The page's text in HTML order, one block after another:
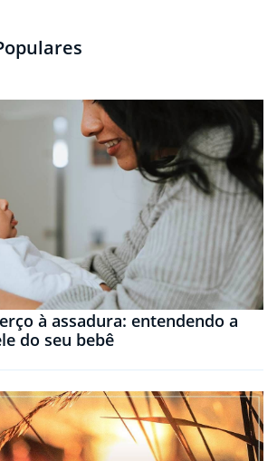
à assadura: entendendo a
do seu bebê